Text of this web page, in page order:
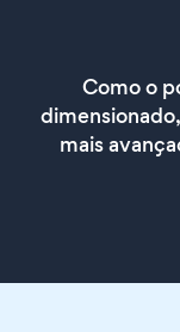
Como o
mais